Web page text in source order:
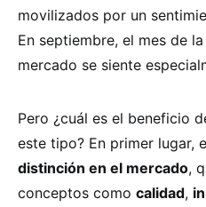
movilizados por un
En septiembre, el mes de
mercado se siente
Pero ¿cuál es el beneficio
este tipo? En primer lugar,
distinción en el mercado,
conceptos como calidad,